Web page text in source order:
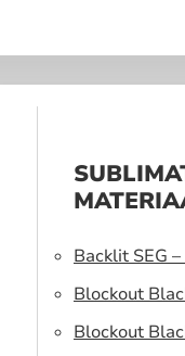
Backlit SEG
peesdoek
Blockout
Blockout